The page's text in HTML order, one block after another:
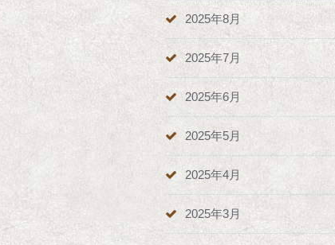
2025年8月
2025年7月
2025年6月
2025年5月
2025年4月
2025年3月